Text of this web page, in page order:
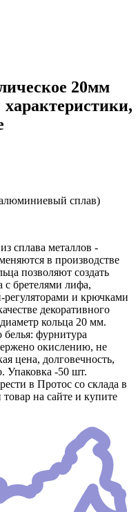
20мм
характеристики,
сплав)
сплава металлов -
в производстве
позволяют создать
с бретелями лифа,
регуляторами и крючками
декоративного
кольца 20 мм.
фурнитура
окислению, не
цена, долговечность,
Упаковка -50 шт.
в Протос со склада в
на сайте и купите